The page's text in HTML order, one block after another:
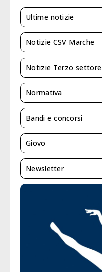
Ultime notizie
Notizie CSV Marche
Notizie Terzo settore
Normativa
Bandi e concorsi
Giovo
Newsletter